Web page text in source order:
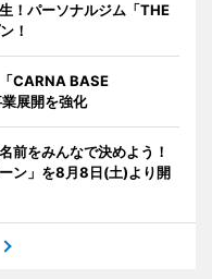
！パーソナルジム「THE
！
CARNA BASE
展開を強化
前をみんなで決めよう！
ン」を8月8日(土)より開